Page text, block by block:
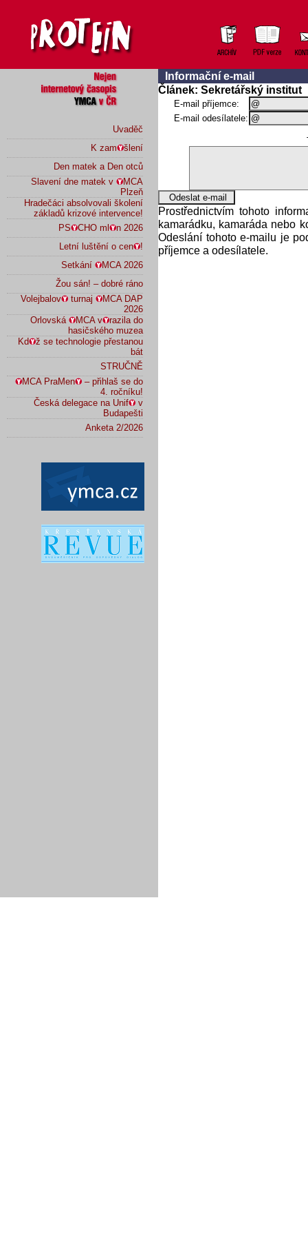
Uvaděč
K zam
šlení
Den matek a Den otců
Slavení dne matek v
MCA
Plzeň
Hradečáci absolvovali školení
základů krizové intervence!
PS
CHO ml
n 2026
Letní luštění o cen
!
Setkání
MCA 2026
Žou sán! – dobré ráno
Volejbalov
turnaj
MCA DAP
2026
Orlovská
MCA v
razila do
hasičského muzea
Kd
ž se technologie přestanou
bát
STRUČNĚ
MCA PraMen
– přihlaš se do
4. ročníku!
Česká delegace na Unif
v
Budapešti
Anketa 2/2026
Informační e-mail
Článek: Sekretářský institut
E-mail příjemce:
E-mail odesílatele:
Prostřednictvím tohoto
kamarádku, kamaráda nebo
Odeslání tohoto e-mailu je
příjemce a odesílatele.